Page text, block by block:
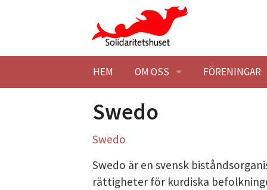
HEM OM OSS
BESÖK OSS
SOLIDARITETSHUSET EK.
STADGAR
FÖRENINGAR
Swedo
Swedo
Swedo är en svensk
rättigheter för kurdiska